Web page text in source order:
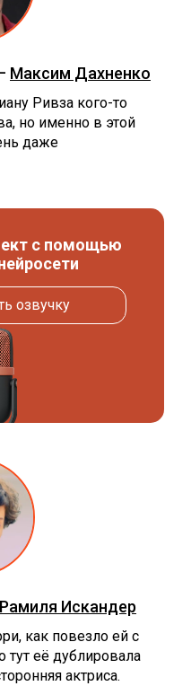
Максим Дахненко
Ривза кого-то
но именно в этой
даже
с помощью
озвучку
Рамиля Искандер
как повезло ей с
тут её дублировала
актриса.